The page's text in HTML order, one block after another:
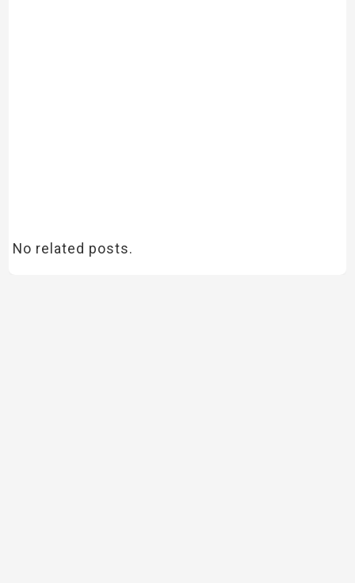
No related posts.